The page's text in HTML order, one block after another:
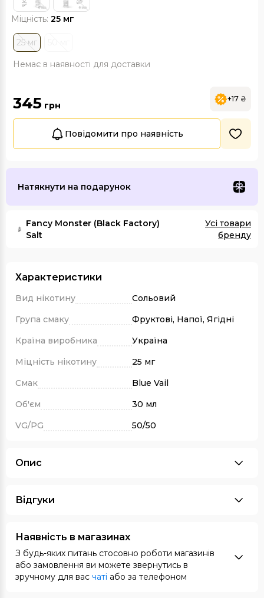
Міцність: 25 мг
25 мг
Немає в наявності для доставки
345 грн
+17 ₴
Повідомити про наявність
Натякнути на подарунок
Fancy Monster (Black Factory)
Salt
Усі товари
бренду
Характеристики
Вид нікотину
Сольовий
Група смаку
Фруктові, Напої, Ягідні
Країна виробника
Україна
Міцність нікотину
25 мг
Смак
Blue Vail
Об'єм
30 мл
VG/PG
50/50
Опис
Відгуки
Наявність в магазинах
З будь-яких питань стосовно роботи магазинів
або замовлення ви можете звернутись в
зручному для вас чаті або за телефоном